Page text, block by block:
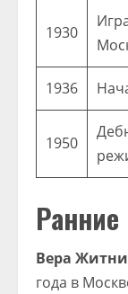
1930
1936
1950
Вера
года в